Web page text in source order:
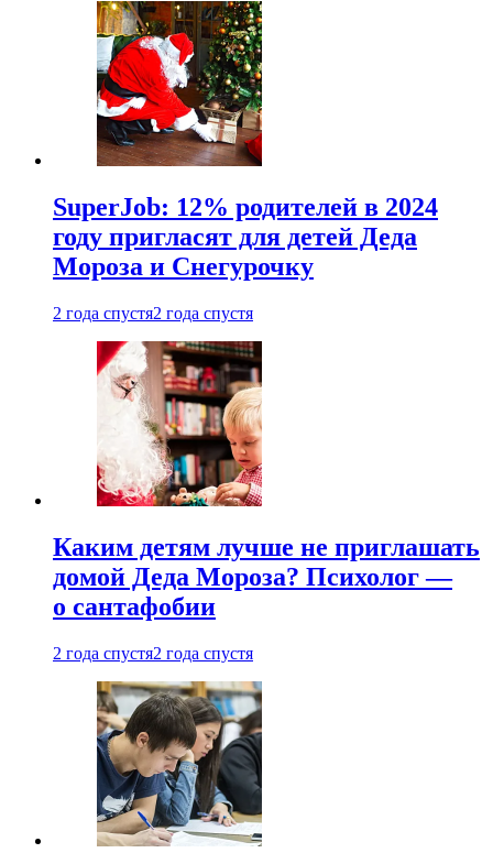
SuperJob: 12% родителей в 2024
году пригласят для детей Деда
Мороза и Снегурочку
2 года спустя2 года спустя
Каким детям лучше не приглашать
домой Деда Мороза? Психолог —
о сантафобии
2 года спустя2 года спустя